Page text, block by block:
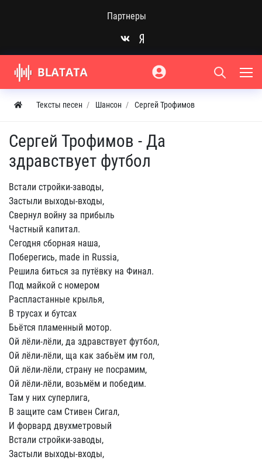
Партнеры
Тексты песен Шансон Сергей Трофимов
Сергей Трофимов - Да
здравствует футбол
Встали стройки-заводы,
Застыли выходы-входы,
Свернул войну за прибыль
Частный капитал.
Сегодня сборная наша,
Поберегись, made in Russia,
Решила биться за путёвку на Финал.
Под майкой с номером
Распластанные крылья,
В трусах и бутсах
Бьётся пламенный мотор.
Ой лёли-лёли, да здравствует футбол,
Ой лёли-лёли, ща как забьём им гол,
Ой лёли-лёли, страну не посрамим,
Ой лёли-лёли, возьмём и победим.
Там у них суперлига,
В защите сам Стивен Сигал,
И форвард двухметровый
Встали стройки-заводы,
Застыли выходы-входы,